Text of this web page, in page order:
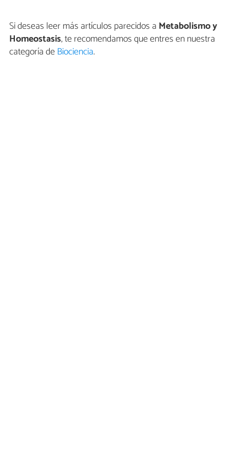
Si deseas leer más artículos parecidos a Metabolismo y
Homeostasis, te recomendamos que entres en nuestra
categoría deBiociencia.